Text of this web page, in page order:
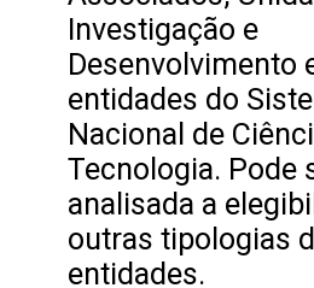
Investigação e
Desenvolvimento
entidades do
Nacional de
Tecnologia. Pode
analisada a
outras tipologias
entidades.